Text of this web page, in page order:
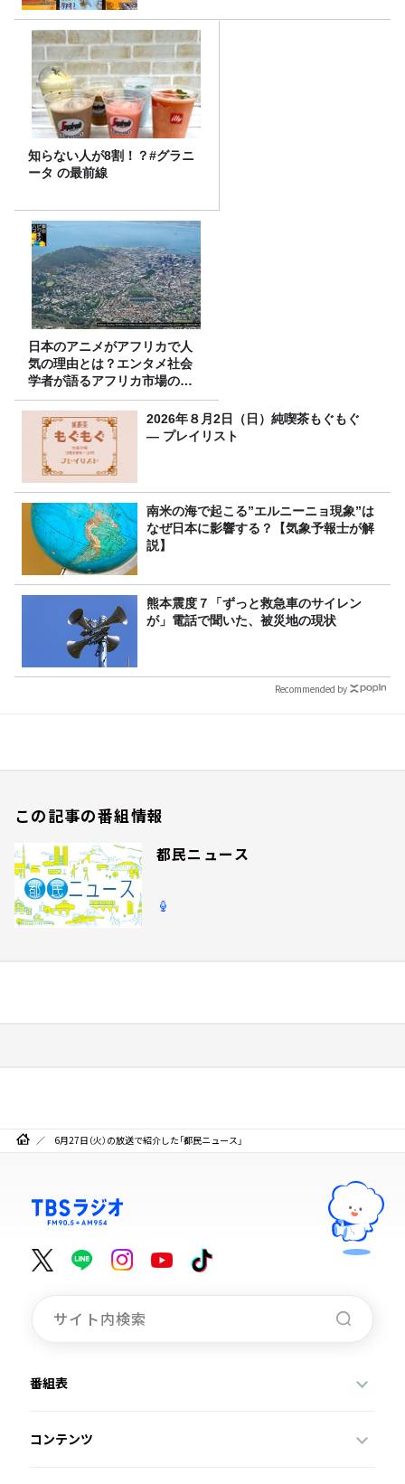
知らない人が8割！？#グラニ
ータ の最前線
日本のアニメがアフリカで人
気の理由とは？エンタメ社会
学者が語るアフリカ市場のリ
アル
2026年８月2日（日）純喫茶もぐもぐ
― プレイリスト
南米の海で起こる”エルニーニョ現象”は
なぜ日本に影響する？【気象予報士が解
説】
熊本震度７「ずっと救急車のサイレン
が」電話で聞いた、被災地の現状
Recommended by
この記事の番組情報
都民ニュース
6月27日（火）の放送で紹介した「都民ニュース」
番組表
コンテンツ